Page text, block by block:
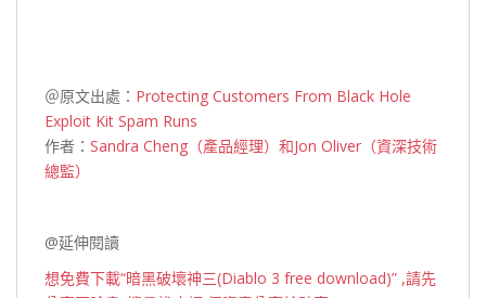
＠原文出處： Protecting Customers From Black Hole
Exploit Kit Spam Runs
作者： Sandra Cheng（產品經理）和Jon Oliver（資深技術
總監）
@延伸閱讀
想免費下載“暗黑破壞神三(Diablo 3 free download)” ,請先